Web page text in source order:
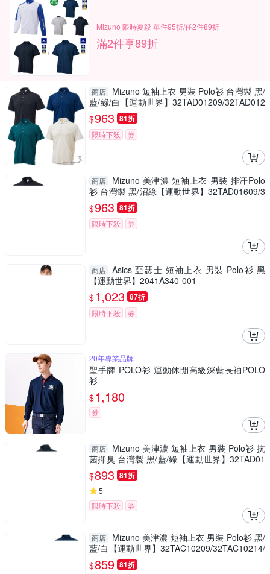
Mizuno 限時夏殺 單件95折/任2件89折
滿2件享89折
商店
Mizuno 短袖上衣 男裝 Polo衫 台灣製 黑/
藍/綠/白【運動世界】32TAD01209/32TAD012
11/32TAD01233/32TAD01202
$963 81折
限時下殺 券
商店
Mizuno 美津濃 短袖上衣 男裝 排汗Polo
衫 台灣製 黑/沼綠【運動世界】32TAD01609/3
2TAD01633
$963 81折
限時下殺 券
商店 Asics 亞瑟士 短袖上衣 男裝 Polo衫 黑
【運動世界】2041A340-001
$1,023 87折
限時下殺 券
20年專業品牌
聖手牌 POLO衫 運動休閒高級深藍長袖POLO
衫
$1,180
券
商店
Mizuno 美津濃 短袖上衣 男裝 Polo衫 抗
菌抑臭 台灣製 黑/藍/綠【運動世界】32TAD01
309/32TAD01321/32TAD01330
$893 81折
5
限時下殺
券
商店
Mizuno 美津濃 短袖上衣 男裝 Polo衫 黑/
藍/白【運動世界】32TAC10209/32TAC10214/
32TAC10201
$859 81折